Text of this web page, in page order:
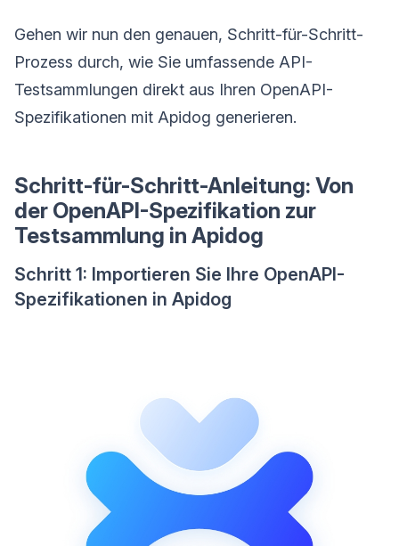
Gehen wir nun den genauen, Schritt-für-Schritt-
Prozess durch, wie Sie umfassende API-
Testsammlungen direkt aus Ihren OpenAPI-
Spezifikationen mit Apidog generieren.
Schritt-für-Schritt-Anleitung: Von
der OpenAPI-Spezifikation zur
Testsammlung in Apidog
Schritt 1: Importieren Sie Ihre OpenAPI-
Spezifikationen in Apidog